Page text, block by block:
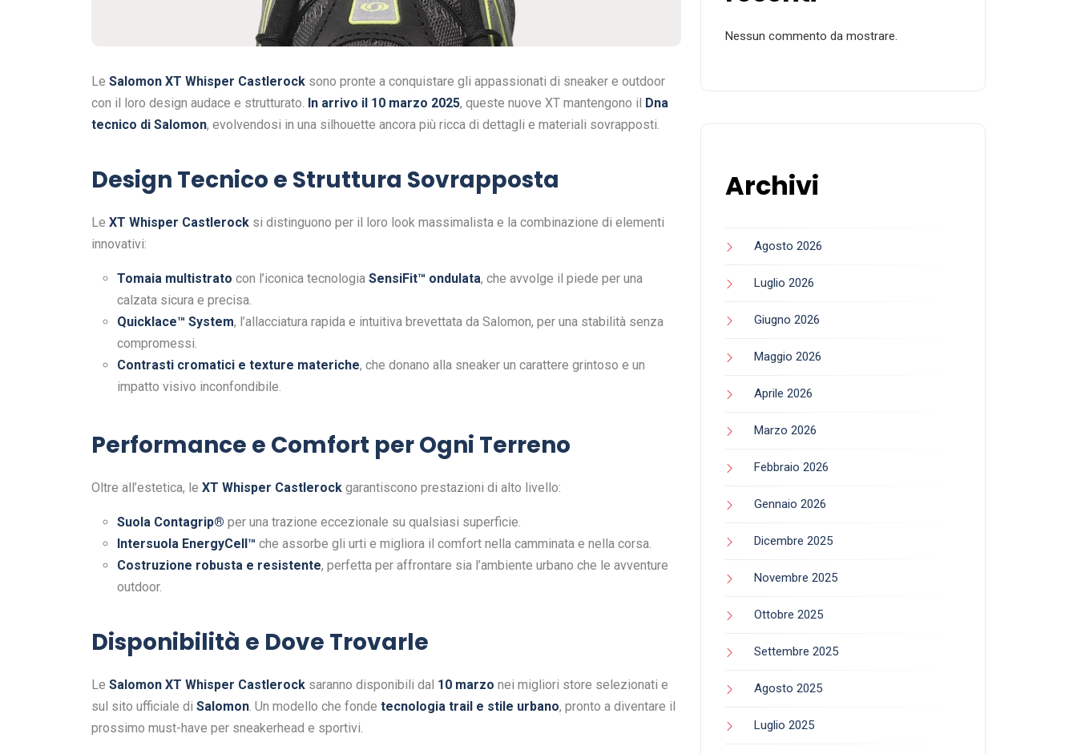
Le Salomon XT Whisper Castlerock sono pronte a conquistare gli appassionati di sneaker e outdoor
con il loro design audace e strutturato. In arrivo il 10 marzo 2025, queste nuove XT mantengono il
Dna
tecnico di Salomon, evolvendosi in una silhouette ancora più ricca di dettagli e materiali sovrapposti.
Design Tecnico e Struttura Sovrapposta
Le XT Whisper Castlerock si distinguono per il loro look massimalista e la combinazione di elementi
innovativi:
Tomaia multistrato con l’iconica tecnologia SensiFit™ ondulata, che avvolge il piede per una
calzata sicura e precisa.
Quicklace™ System, l’allacciatura rapida e intuitiva brevettata da Salomon, per una stabilità senza
compromessi.
Contrasti cromatici e texture materiche, che donano alla sneaker un carattere grintoso e un
impatto visivo inconfondibile.
Performance e Comfort per Ogni Terreno
Oltre all’estetica, le XT Whisper Castlerock garantiscono prestazioni di alto livello:
Suola Contagrip® per una trazione eccezionale su qualsiasi superficie.
Intersuola EnergyCell™ che assorbe gli urti e migliora il comfort nella camminata e nella corsa.
Costruzione robusta e resistente, perfetta per affrontare sia l’ambiente urbano che le avventure
outdoor.
Disponibilità e Dove Trovarle
Le Salomon XT Whisper Castlerock saranno disponibili dal 10 marzo nei migliori store selezionati e
sul sito ufficiale di Salomon. Un modello che fonde tecnologia trail e stile urbano, pronto a diventare il
prossimo must-have per sneakerhead e sportivi.
Nessun commento da mostrare.
Archivi
Agosto 2026
Luglio 2026
Giugno 2026
Maggio 2026
Aprile 2026
Marzo 2026
Febbraio 2026
Gennaio 2026
Dicembre 2025
Novembre 2025
Ottobre 2025
Settembre 2025
Agosto 2025
Luglio 2025